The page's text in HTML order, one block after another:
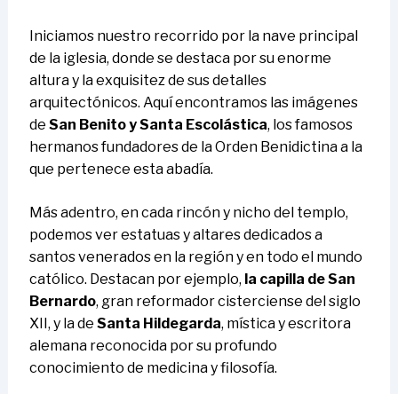
Iniciamos nuestro recorrido por la nave principal
de la iglesia, donde se destaca por su enorme
altura y la exquisitez de sus detalles
arquitectónicos. Aquí encontramos las imágenes
de San Benito y Santa Escolástica, los famosos
hermanos fundadores de la Orden Benidictina a la
que pertenece esta abadía.
Más adentro, en cada rincón y nicho del templo,
podemos ver estatuas y altares dedicados a
santos venerados en la región y en todo el mundo
católico. Destacan por ejemplo, la capilla de San
Bernardo, gran reformador cisterciense del siglo
XII, y la de Santa Hildegarda, mística y escritora
alemana reconocida por su profundo
conocimiento de medicina y filosofía.